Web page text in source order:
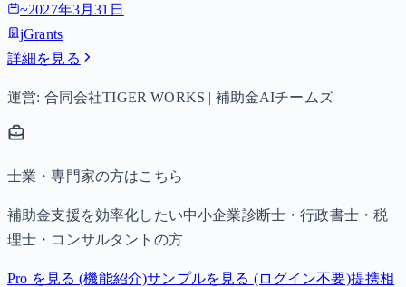
~2027年3月31日
jGrants
詳細を見る
運営: 合同会社TIGER WORKS | 補助金AIチームズ
士業・専門家の方はこちら
補助金支援を効率化したい中小企業診断士・行政書士・税
理士・コンサルタントの方
Pro を見る (機能紹介)サンプルを見る (ログイン不要)提携相